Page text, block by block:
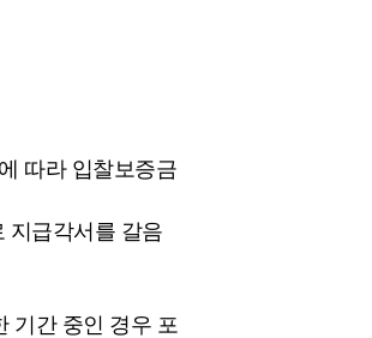
따라 입찰보증금
지급각서를 갈음
기간 중인 경우 포